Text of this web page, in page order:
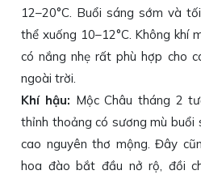
12–20°C. Buổi sáng sớm và
thể xuống 10–12°C. Không khí
có nắng nhẹ rất phù hợp cho
ngoài trời.
Khí hậu: Mộc Châu tháng 2
thỉnh thoảng có sương mù buổi
cao nguyên thơ mộng. Đây
hoa đào bắt đầu nở rộ, đồi